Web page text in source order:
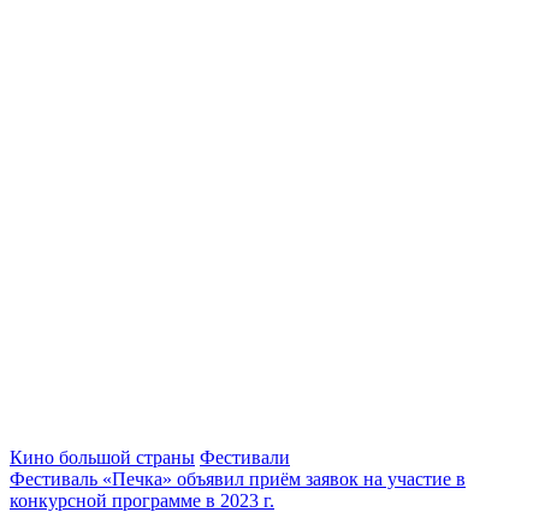
Кино большой страны Фестивали
Фестиваль «Печка» объявил приём заявок на участие в
конкурсной программе в 2023 г.